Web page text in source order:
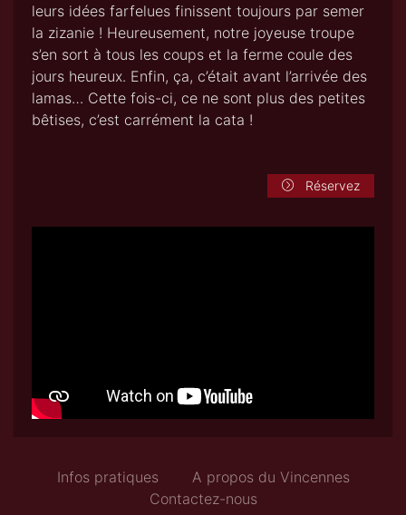
leurs idées farfelues finissent toujours par semer
la zizanie ! Heureusement, notre joyeuse troupe
s’en sort à tous les coups et la ferme coule des
jours heureux. Enfin, ça, c’était avant l’arrivée des
lamas… Cette fois-ci, ce ne sont plus des petites
bêtises, c’est carrément la cata !
Réservez
Infos pratiques
A propos du Vincennes
Contactez-nous